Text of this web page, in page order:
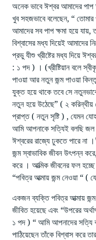
অনেক ভাবে ঈশ্বর আমাদের
খুব সহজভাবে বলেছেন, “
আমাদের সব পাপ ক্ষমা হয়ে
বিশ্বাসের মধ্য দিয়েই আমাদের
প্রভু যীশু খ্রীষ্টের মধ্য দিয়ে
: ১ পদ ) । (খ্রীষ্টিয়ান বলে
পাওয়া আর নতুন জন্ম পাওয়া
যুক্ত হয়ে থাকে তবে সে
নতুন হয়ে উঠেছে” ( ২
প্রাপ্ত ( নতুন সৃষ্টি ) , যেমন
আমি আপনাকে সত্যিই বলছি জল
ঈশ্বরের রাজ্যে ঢুকতে পারে না
জন্ম স্বাভাবিক জীবন উৎপন্ন
করে । আত্মিক জীবনের ফল
“পবিত্র আত্মায় জন্ম নেওয়া “
একজন ব্যক্তি পবিত্র আত্মায়
জীবিত হয়েছে এবং “উপরের
১ পদ ) “ আমি আপনাদের সত্যি
পাঠিয়েছেন তাঁকে বিশ্বাস